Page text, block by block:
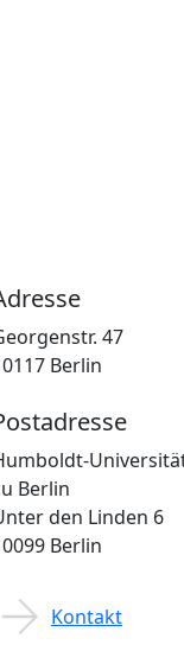
47
Berlin
Berlin
den Linden 6
Berlin
Kontakt